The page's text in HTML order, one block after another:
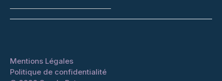
Mentions Légales
Politique de confidentialité